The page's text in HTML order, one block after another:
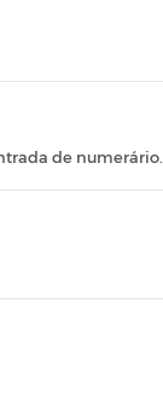
de numerário.